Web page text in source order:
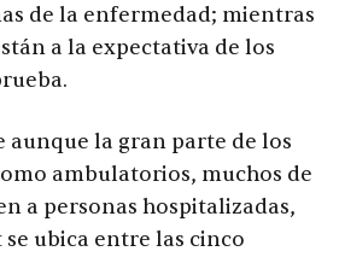
de la enfermedad; mientras
a la expectativa de los
aunque la gran parte de los
ambulatorios, muchos de
a personas hospitalizadas,
ubica entre las cinco